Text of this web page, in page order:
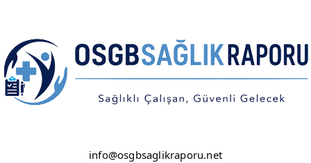
ŞIRNAK
TEKİRDAĞ
TOKAT
info@osgbsaglikraporu.net